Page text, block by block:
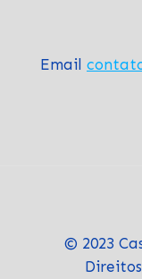
Email
© 2023